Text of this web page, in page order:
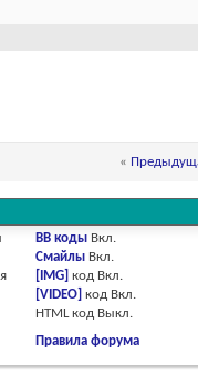
«
BB коды Вкл.
Смайлы Вкл.
[IMG] код Вкл.
[VIDEO] код Вкл.
HTML код Выкл.
Правила форума